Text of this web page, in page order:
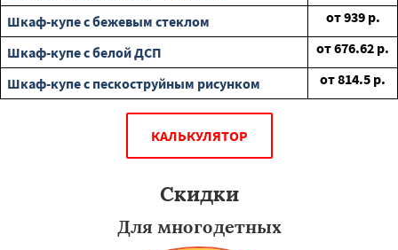
Шкаф-купе с бежевым стеклом
от939 р.
Шкаф-купе с белой ДСП
от676.62 р.
Шкаф-купе с пескоструйным рисунком
от814.5 р.
КАЛЬКУЛЯТОР
Скидки
Для многодетных